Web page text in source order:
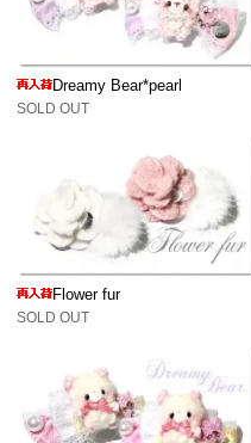
Dreamy Bear*pearl
SOLD OUT
Flower fur
SOLD OUT